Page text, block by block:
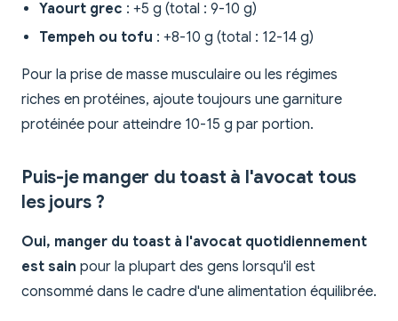
Yaourt grec : +5 g (total : 9-10 g)
Tempeh ou tofu : +8-10 g (total : 12-14 g)
Pour la prise de masse musculaire ou les régimes
riches en protéines, ajoute toujours une garniture
protéinée pour atteindre 10-15 g par portion.
Puis-je manger du toast à l'avocat tous
les jours ?
Oui, manger du toast à l'avocat quotidiennement
est sain pour la plupart des gens lorsqu'il est
consommé dans le cadre d'une alimentation équilibrée.